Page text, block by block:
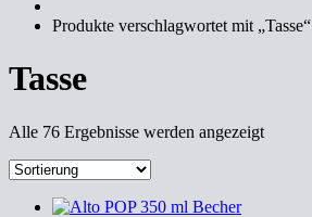
Produkte verschlagwortet mit „Tasse“
Tasse
Alle 76 Ergebnisse werden angezeigt